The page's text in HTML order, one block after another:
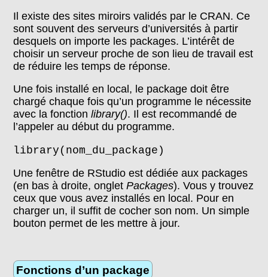
Il existe des sites miroirs validés par le CRAN. Ce
sont souvent des serveurs d’universités à partir
desquels on importe les packages. L’intérêt de
choisir un serveur proche de son lieu de travail est
de réduire les temps de réponse.
Une fois installé en local, le package doit être
chargé chaque fois qu’un programme le nécessite
avec la fonctionlibrary(). Il est recommandé de
l’appeler au début du programme.
library(nom_du_package)
Une fenêtre de RStudio est dédiée aux packages
(en bas à droite, ongletPackages). Vous y trouvez
ceux que vous avez installés en local. Pour en
charger un, il suffit de cocher son nom. Un simple
bouton permet de les mettre à jour.
Fonctions d’un package